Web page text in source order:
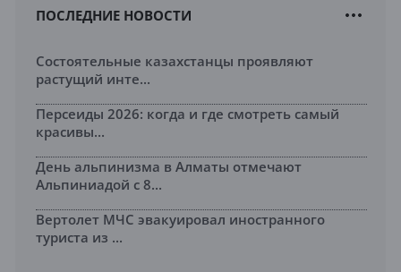
ПОСЛЕДНИЕ НОВОСТИ
Состоятельные казахстанцы проявляют
растущий инте...
Персеиды 2026: когда и где смотреть самый
красивы...
День альпинизма в Алматы отмечают
Альпиниадой с 8...
Вертолет МЧС эвакуировал иностранного
туриста из ...